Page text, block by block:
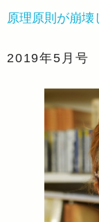
原理原則が崩壊
2019年5月号